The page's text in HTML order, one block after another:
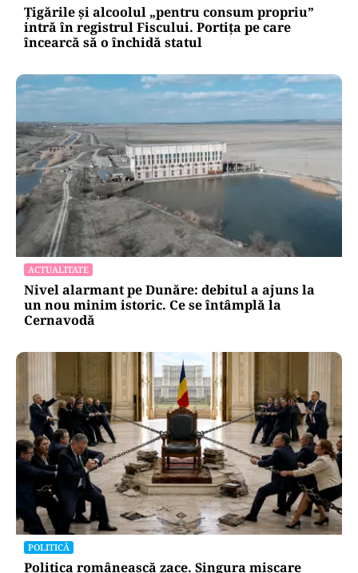
Țigările și alcoolul „pentru consum propriu”
intră în registrul Fiscului. Portița pe care
încearcă să o închidă statul
ACTUALITATE
Nivel alarmant pe Dunăre: debitul a ajuns la
un nou minim istoric. Ce se întâmplă la
Cernavodă
POLITICĂ
Politica românească zace. Singura mișcare